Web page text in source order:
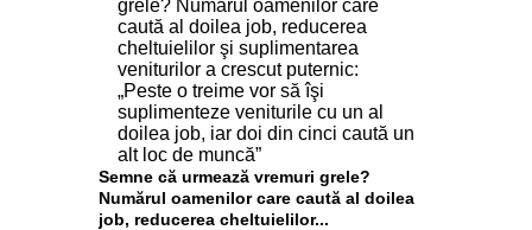
Semne că urmează vremuri grele?
Numărul oamenilor care caută al doilea
job, reducerea cheltuielilor...